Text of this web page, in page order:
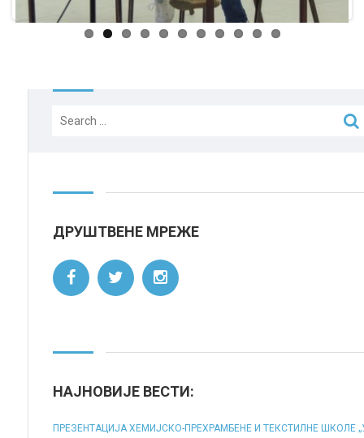
Search
ДРУШТВЕНЕ МРЕЖЕ
НАЈНОВИЈЕ ВЕСТИ:
ПРЕЗЕНТАЦИЈА ХЕМИЈСКО-ПРЕХРАМБЕНЕ И ТЕКСТИЛНЕ ШКОЛЕ